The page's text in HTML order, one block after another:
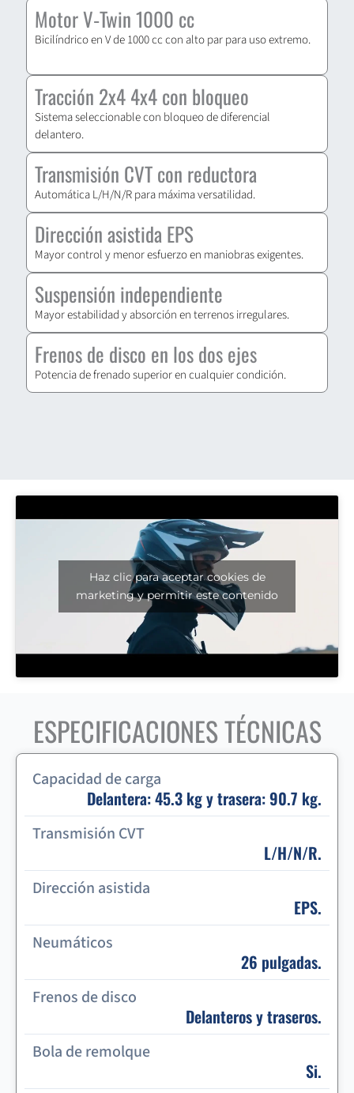
Motor V‑Twin 1000 cc
Bicilíndrico en V de 1000 cc con alto par para uso extremo.
Tracción 2x4 4x4 con bloqueo
Sistema seleccionable con bloqueo de diferencial
delantero.
Transmisión CVT con reductora
Automática L/H/N/R para máxima versatilidad.
Dirección asistida EPS
Mayor control y menor esfuerzo en maniobras exigentes.
Suspensión independiente
Mayor estabilidad y absorción en terrenos irregulares.
Frenos de disco en los dos ejes
Potencia de frenado superior en cualquier condición.
Haz clic para aceptar cookies de
marketing y permitir este contenido
ESPECIFICACIONES TÉCNICAS
Capacidad de carga
Delantera: 45.3 kg y trasera: 90.7 kg.
Transmisión CVT
L/H/N/R.
Dirección asistida
EPS.
Neumáticos
26 pulgadas.
Frenos de disco
Delanteros y traseros.
Bola de remolque
Si.